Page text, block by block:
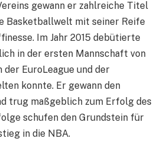
gewann er zahlreiche Titel
Basketballwelt mit seiner Reife
Im Jahr 2015 debütierte
in der ersten Mannschaft von
der EuroLeague und der
konnte. Er gewann den
trug maßgeblich zum Erfolg des
schufen den Grundstein für
in die NBA.